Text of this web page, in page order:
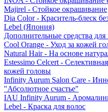
Majirel - Стойкое окрашивание
Dia Color - Краситель-блеск
Lebel (Япония)
Дополнительные средства
Cool Orange - Уход за кожей
Natural Hair - На основе
Estessimo Celcert -
кожей головы
Infinity Aurum Salon Care -
"Абсолютное счастье"
IAU Infinity Aurum -
Lebel - Краска для волос